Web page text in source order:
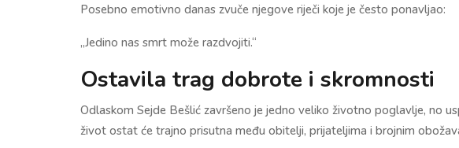
Posebno emotivno danas zvuče njegove riječi koje je često ponavljao:
„Jedino nas smrt može razdvojiti.“
Ostavila trag dobrote i skromnosti
Odlaskom Sejde Bešlić završeno je jedno veliko životno poglavlje, no
život ostat će trajno prisutna među obitelji, prijateljima i brojnim